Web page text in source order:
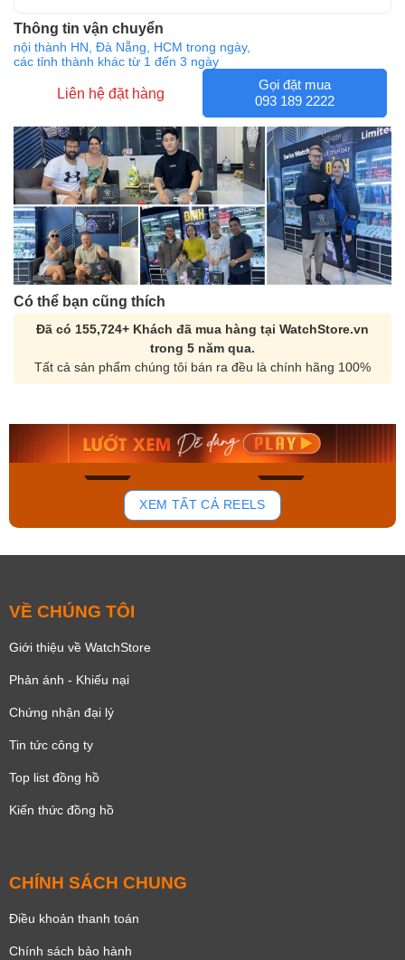
Thông tin vận chuyển
nội thành HN, Đà Nẵng, HCM trong ngày,
các tỉnh thành khác từ 1 đến 3 ngày
Liên hệ đặt hàng
Gọi đặt mua
093 189 2222
Có thể bạn cũng thích
Đã có 155,724+ Khách đã mua hàng tại WatchStore.vn
trong 5 năm qua.
Tất cả sản phẩm chúng tôi bán ra đều là chính hãng 100%
168
Orient Nam RA-
Mua ngay
Casio Nam MTS-
Mua ngay
XEM TẤT CẢ REELS
VỀ CHÚNG TÔI
Giới thiệu về WatchStore
Phản ánh - Khiếu nại
Chứng nhận đại lý
Tin tức công ty
Top list đồng hồ
Kiến thức đồng hồ
CHÍNH SÁCH CHUNG
Điều khoản thanh toán
Chính sách bảo hành